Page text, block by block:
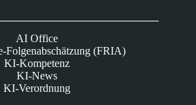
AI Office
Folgenabschätzung (FRIA)
KI-Kompetenz
KI-News
KI-Verordnung